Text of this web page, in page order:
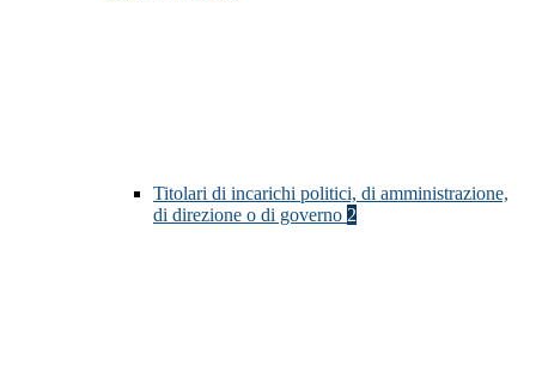
Titolari di incarichi politici, di amministrazione,
di direzione o di governo 2